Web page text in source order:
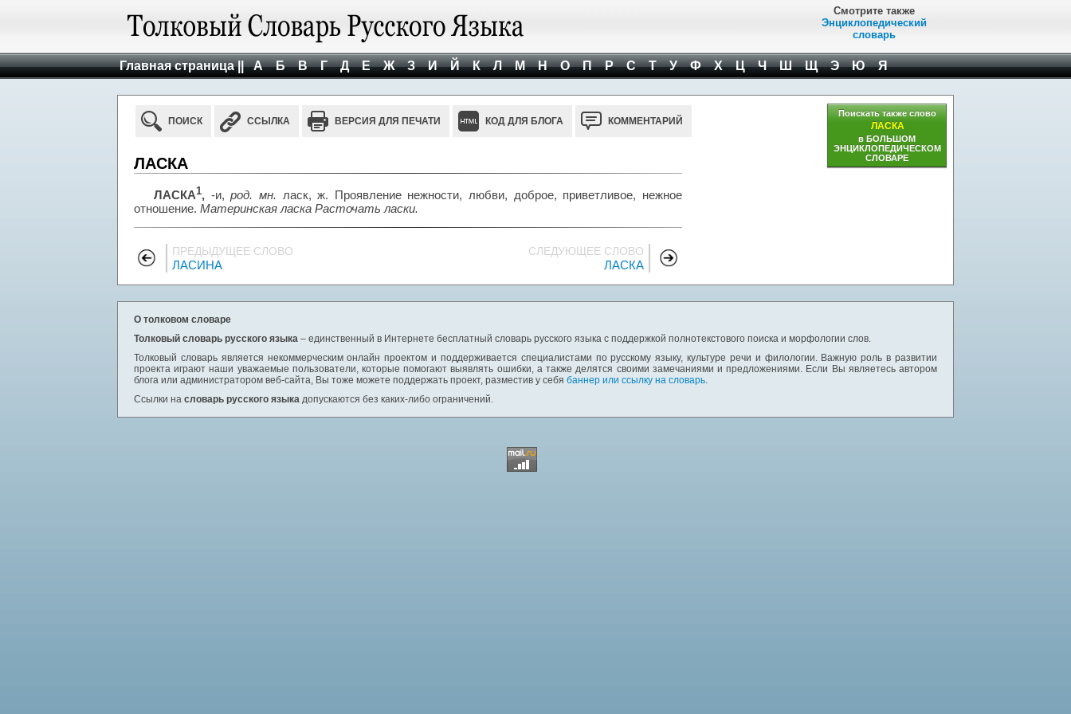
Смотрите также
Энциклопедический
словарь
Главная страница || А Б В Г Д Е Ж З И Й К Л М Н О П Р С Т У Ф Х Ц Ч Ш Щ Э Ю Я
ПОИСК ССЫЛКА ВЕРСИЯ ДЛЯ ПЕЧАТИ КОД ДЛЯ БЛОГА КОММЕНТАРИЙ
ЛАСКА
ЛАСКА1, -и,род. мн. ласк, ж. Проявление нежности, любви, доброе, приветливое, нежное
отношение. Материнская ласка Расточать ласки.
ПРЕДЫДУЩЕЕ СЛОВО
ЛАСИНА
СЛЕДУЮЩЕЕ СЛОВО
ЛАСКА
Поискать также слово
ЛАСКА
в БОЛЬШОМ
ЭНЦИКЛОПЕДИЧЕСКОМ
СЛОВАРЕ
О толковом словаре
Толковый словарь русского языка – единственный в Интернете бесплатный словарь русского языка с поддержкой полнотекстового поиска и морфологии слов.
Толковый словарь является некоммерческим онлайн проектом и поддерживается специалистами по русскому языку, культуре речи и филологии. Важную роль в развитии
проекта играют наши уважаемые пользователи, которые помогают выявлять ошибки, а также делятся своими замечаниями и предложениями. Если Вы являетесь автором
блога или администратором веб-сайта, Вы тоже можете поддержать проект, разместив у себя баннер или ссылку на словарь.
Ссылки на словарь русского языка допускаются без каких-либо ограничений.